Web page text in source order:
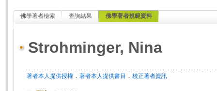
佛學著者檢索 查詢結果 佛學著者規範資料
Strohminger, Nina
著者本人提供授權 ． 著者本人提供書目 ． 校正著者資訊